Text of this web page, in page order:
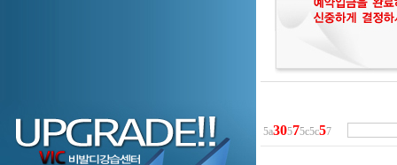
5a30575c5c57